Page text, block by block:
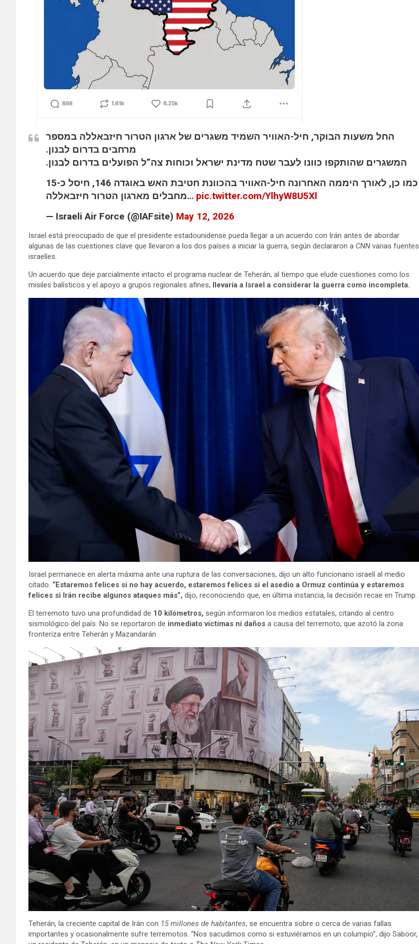
החל משעות הבוקר, חיל-האוויר השמיד משגרים של ארגון הטרור חיזבאללה במספר
מרחבים בדרום לבנון.
המשגרים שהותקפו כוונו לעבר שטח מדינת ישראל וכוחות צה”ל הפועלים בדרום לבנון.
כמו כן, לאורך היממה האחרונה חיל-האוויר בהכוונת חטיבת האש באוגדה 146, חיסל כ-15
מחבלים מארגון הטרור חיזבאללה… pic.twitter.com/YlhyW8U5Xl
— Israeli Air Force (@IAFsite) May 12, 2026
Israel está preocupado de que el presidente estadounidense pueda llegar a un acuerdo con Irán antes de abordar
algunas de las cuestiones clave que llevaron a los dos países a iniciar la guerra, según declararon a CNNvarias fuentes
israelíes.
Un acuerdo que deje parcialmente intacto el programa nuclear de Teherán, al tiempo que elude cuestiones como los
misiles balísticos y el apoyo a grupos regionales afines, llevaría a Israel a considerar la guerra como incompleta.
Israel permanece en alerta máxima ante una ruptura de las conversaciones, dijo un alto funcionario israelí al medio
citado. “Estaremos felices si no hay acuerdo, estaremos felices si el asedio a Ormuz continúa y estaremos
felices si Irán recibe algunos ataques más”, dijo, reconociendo que, en última instancia, la decisión recae en Trump.
El terremoto tuvo una profundidad de 10 kilómetros, según informaron los medios estatales, citando al centro
sismológico del país. No se reportaron de inmediato víctimas ni daños a causa del terremoto, que azotó la zona
fronteriza entre Teherán y Mazandarán
Teherán, la creciente capital de Irán con 15 millones de habitantes, se encuentra sobre o cerca de varias fallas
importantes y ocasionalmente sufre terremotos. “Nos sacudimos como si estuviéramos en un columpio”, dijo Saboor,